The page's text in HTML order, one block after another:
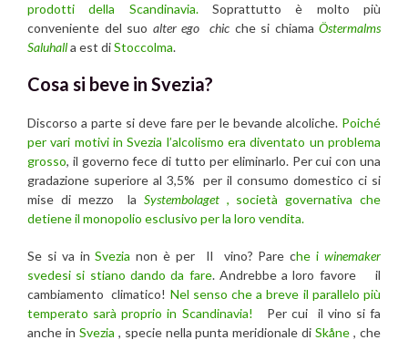
prodotti della Scandinavia.Soprattutto è molto più
conveniente del suo alter ego chic che si chiama Östermalms
Saluhalla est diStoccolma.
Cosa si beve in Svezia?
Discorso a parte si deve fare per le bevande alcoliche. Poiché
per vari motivi in Svezia l’alcolismo era diventato un problema
grosso, il governo fece di tutto per eliminarlo. Per cui con una
gradazione superiore al 3,5% per il consumo domestico ci si
mise di mezzo la Systembolaget , società governativa che
detiene il monopolio esclusivo per la loro vendita.
Se si va inSvezia non è per Il vino? Pare che iwinemaker
svedesi si stiano dando da fare. Andrebbe a loro favore il
cambiamento climatico! Nel senso che a breve il parallelo più
temperato sarà proprio in Scandinavia! Per cui il vino si fa
anche in Svezia , specie nella punta meridionale diSkåne , che